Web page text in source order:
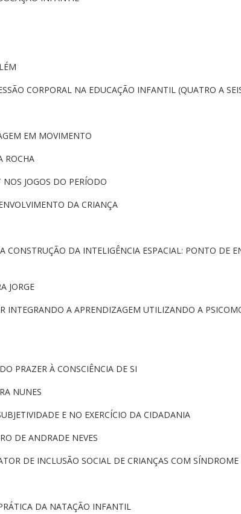
CORPORAL NA EDUCAÇÃO INFANTIL (QUATRO A
EM MOVIMENTO
ROCHA
JOGOS DO PERÍODO
DA CRIANÇA
CONSTRUÇÃO DA INTELIGÊNCIA ESPACIAL: PONTO DE
JORGE
INTEGRANDO A APRENDIZAGEM UTILIZANDO A
PRAZER À CONSCIÊNCIA DE SI
NUNES
E NO EXERCÍCIO DA CIDADANIA
DE ANDRADE NEVES
DE INCLUSÃO SOCIAL DE CRIANÇAS COM
DA NATAÇÃO INFANTIL